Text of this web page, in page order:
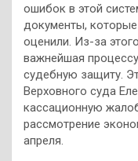
ошибок в этой
документы,
оценили. Из-за
важнейшая
судебную защиту.
Верховного суда
кассационную
рассмотрение
апреля.